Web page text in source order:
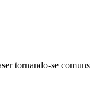
tornando-se